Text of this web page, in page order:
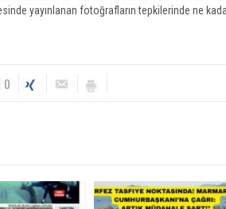
yayınlanan fotoğrafların tepkilerinde ne
0